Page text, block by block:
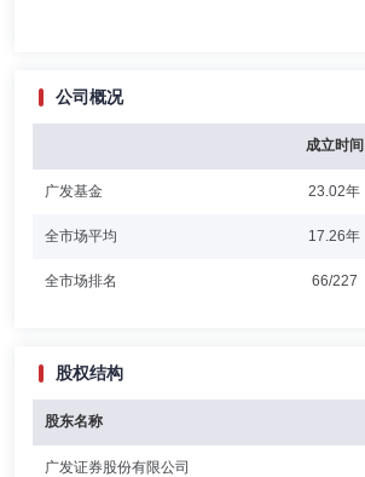
公司概况
成立时间
广发基金 23.02年
全市场平均 17.26年
全市场排名 66/227
股权结构
股东名称
广发证券股份有限公司